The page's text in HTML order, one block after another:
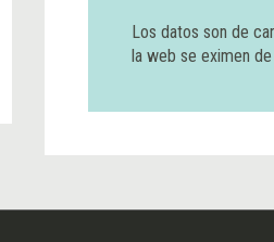
Los datos son de
la web se eximen